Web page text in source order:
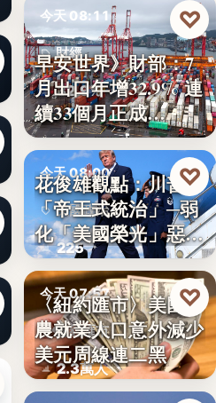
文字
今天 08:11
財經
32.9%
早安世界》財部：7
月出口年增32.9% 連
續33個月正成…
♡
今天 08:00
美國政治
225
花俊雄觀點：川普
「帝王式統治」─弱
化「美國榮光」惡化
「民…
♡
今天 07:57
財經匯市
2.3萬人
〈紐約匯市〉美國非
農就業人口意外減少
美元周線連二黑
♡